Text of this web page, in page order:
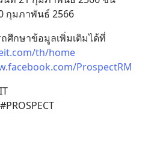
กุมภาพันธ์ 2566
th/home
ProspectRM